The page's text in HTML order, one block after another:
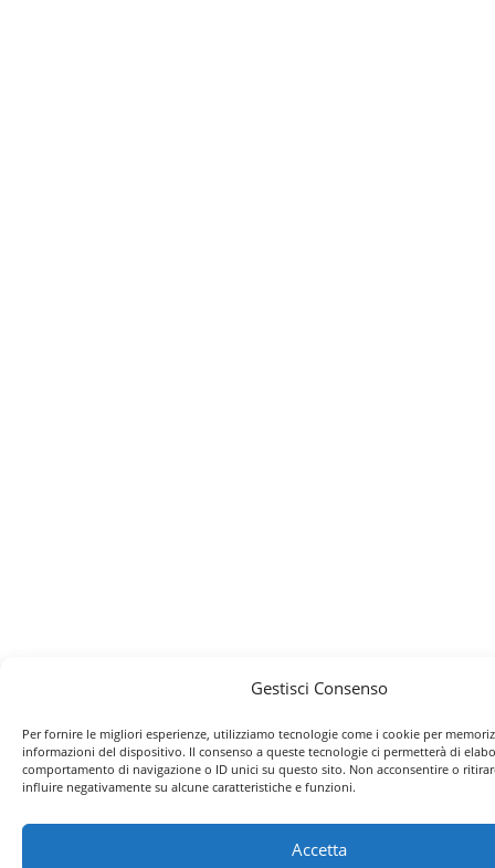
Gestisci Consenso
Per fornire le migliori esperienze, utilizziamo tecnologie come i cookie per
informazioni del dispositivo. Il consenso a queste tecnologie ci permetterà di
comportamento di navigazione o ID unici su questo sito. Non acconsentire o
influire negativamente su alcune caratteristiche e funzioni.
Accetta